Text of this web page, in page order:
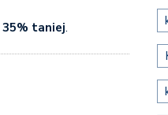
35% taniej.